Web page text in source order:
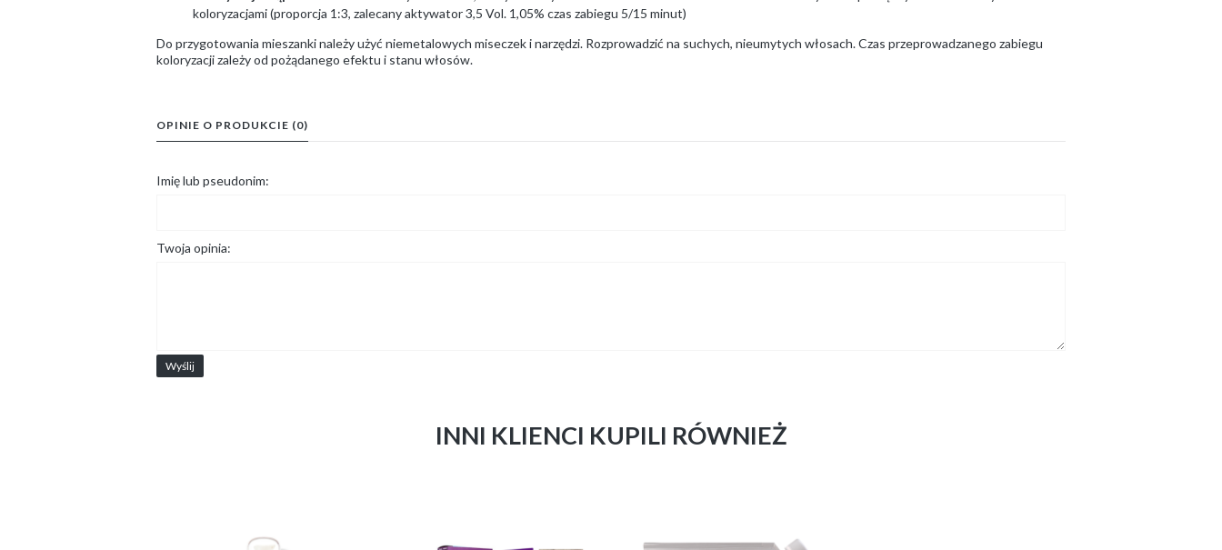
koloryzacjami (proporcja 1:3, zalecany aktywator 3,5 Vol. 1,05% czas zabiegu 5/15 minut)
Do przygotowania mieszanki należy użyć niemetalowych miseczek i narzędzi. Rozprowadzić na suchych, nieumytych włosach. Czas przeprowadzanego zabiegu
koloryzacji zależy od pożądanego efektu i stanu włosów.
OPINIE O PRODUKCIE (0)
Imię lub pseudonim:
Twoja opinia:
Wyślij
INNI KLIENCI KUPILI RÓWNIEŻ